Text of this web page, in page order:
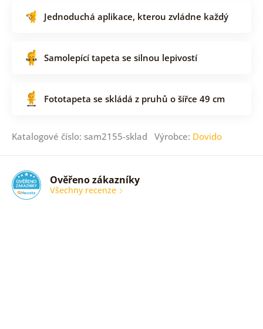
Jednoduchá aplikace, kterou zvládne každý
Samolepící tapeta se silnou lepivostí
Fototapeta se skládá z pruhů o šířce 49 cm
Katalogové číslo: sam2155-sklad Výrobce: Dovido
Ověřeno zákazníky
Všechny recenze